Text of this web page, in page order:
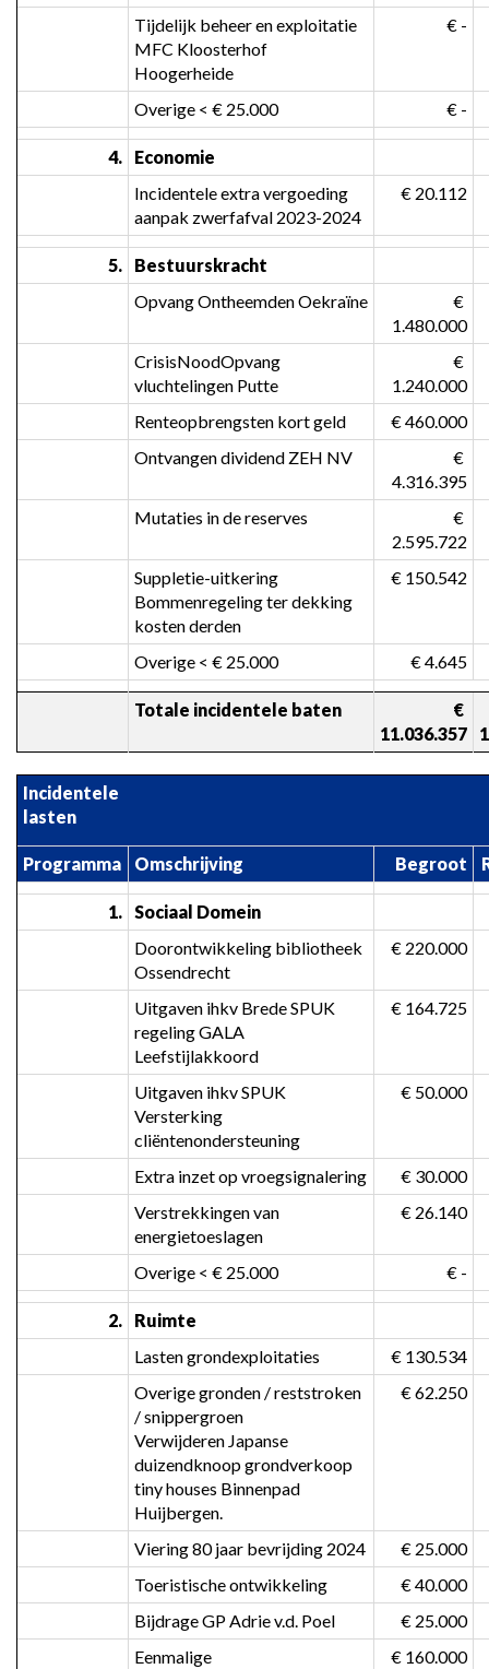
Tijdelijk beheer en exploitatie
MFC Kloosterhof
Hoogerheide
€ -
Overige < € 25.000 € -
4.
Economie
Incidentele extra vergoeding
aanpak zwerfafval 2023-2024
€ 20.112
5.
Bestuurskracht
Opvang Ontheemden Oekraïne
1.480.000
CrisisNoodOpvang
vluchtelingen Putte
1.240.000
Renteopbrengsten kort geld
€ 460.000
Ontvangen dividend ZEH NV
4.316.395
Mutaties in de reserves
2.595.722
Suppletie-uitkering
Bommenregeling ter dekking
kosten derden
€ 150.542
Overige < € 25.000 € 4.645
Totale incidentele baten
11.036.357
Incidentele
lasten
Programma Omschrijving Begroot
1. Sociaal Domein
Doorontwikkeling bibliotheek
Ossendrecht
€ 220.000
Uitgaven ihkv Brede SPUK
regeling GALA
Leefstijlakkoord
€ 164.725
Uitgaven ihkv SPUK
Versterking
cliëntenondersteuning
€ 50.000
Extra inzet op vroegsignalering
€ 30.000
Verstrekkingen van
energietoeslagen
€ 26.140
Overige < € 25.000 € -
2.
Ruimte
Lasten grondexploitaties
€ 130.534
Overige gronden / reststroken
/ snippergroen
Verwijderen Japanse
duizendknoop grondverkoop
tiny houses Binnenpad
Huijbergen.
€ 62.250
Viering 80 jaar bevrijding 2024
€ 25.000
Toeristische ontwikkeling
€ 40.000
Bijdrage GP Adrie v.d. Poel
€ 25.000
Eenmalige
€ 160.000